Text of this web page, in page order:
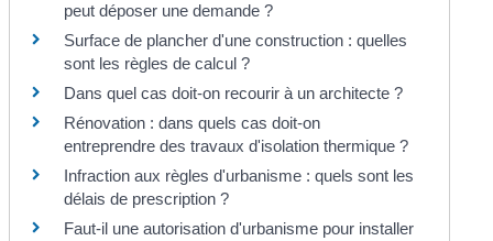
peut déposer une demande ?
Surface de plancher d'une construction : quelles
sont les règles de calcul ?
Dans quel cas doit-on recourir à un architecte ?
Rénovation : dans quels cas doit-on
entreprendre des travaux d'isolation thermique ?
Infraction aux règles d'urbanisme : quels sont les
délais de prescription ?
Faut-il une autorisation d'urbanisme pour installer